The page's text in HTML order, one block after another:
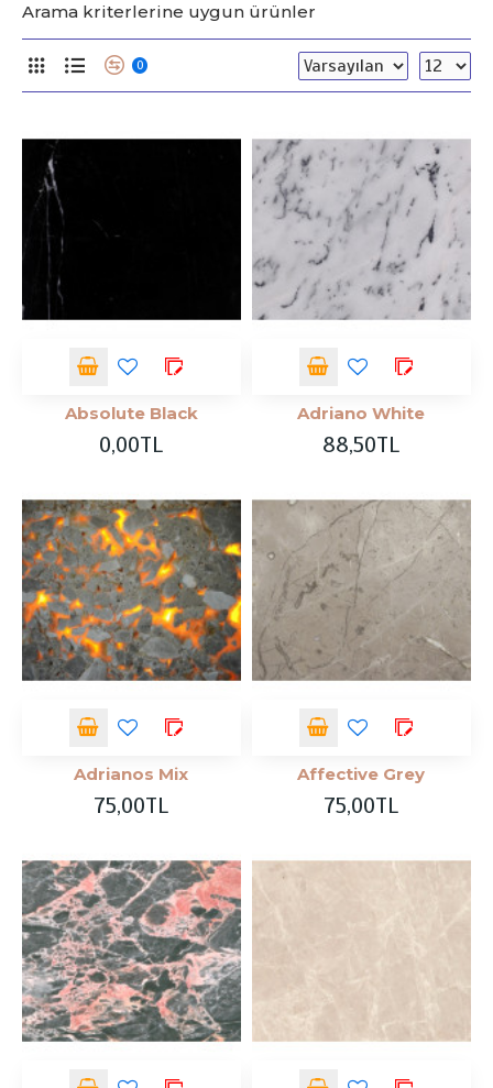
Arama kriterlerine uygun ürünler
0
Absolute Black
0,00TL
Adriano White
88,50TL
Adrianos Mix
75,00TL
Affective Grey
75,00TL